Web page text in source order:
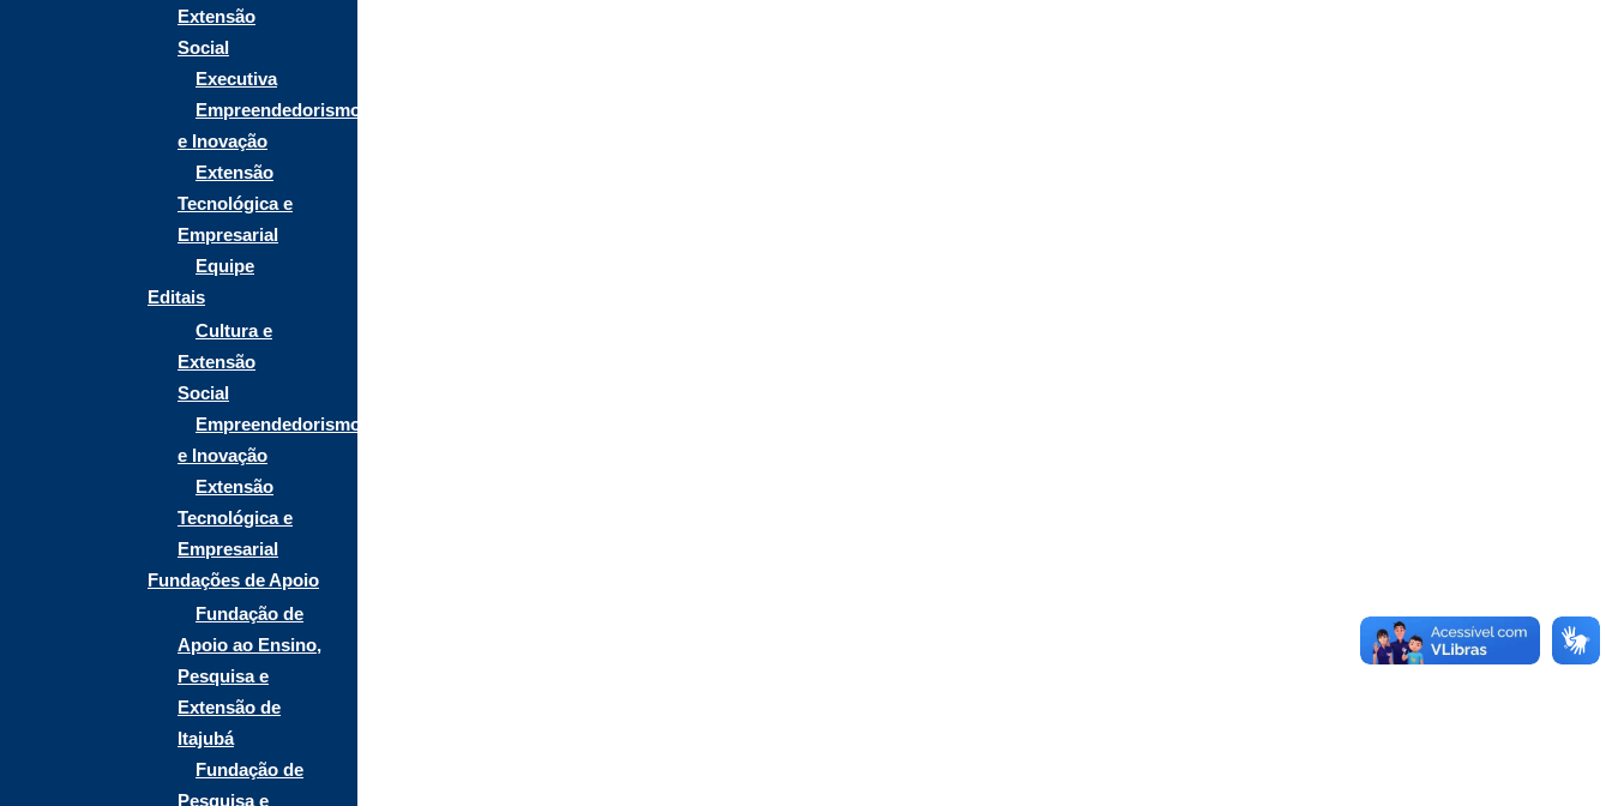
Extensão
Social
Executiva
Empreendedorismo
e Inovação
Extensão
Tecnológica e
Empresarial
Equipe
Editais
Cultura e
Extensão
Social
Empreendedorismo
e Inovação
Extensão
Tecnológica e
Empresarial
Fundações de Apoio
Fundação de
Apoio ao Ensino,
Pesquisa e
Extensão de
Itajubá
Fundação de
Pesquisa e